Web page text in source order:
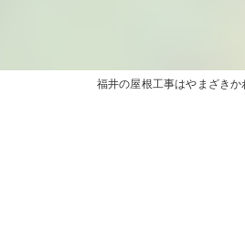
福井の屋根工事はやまざきか